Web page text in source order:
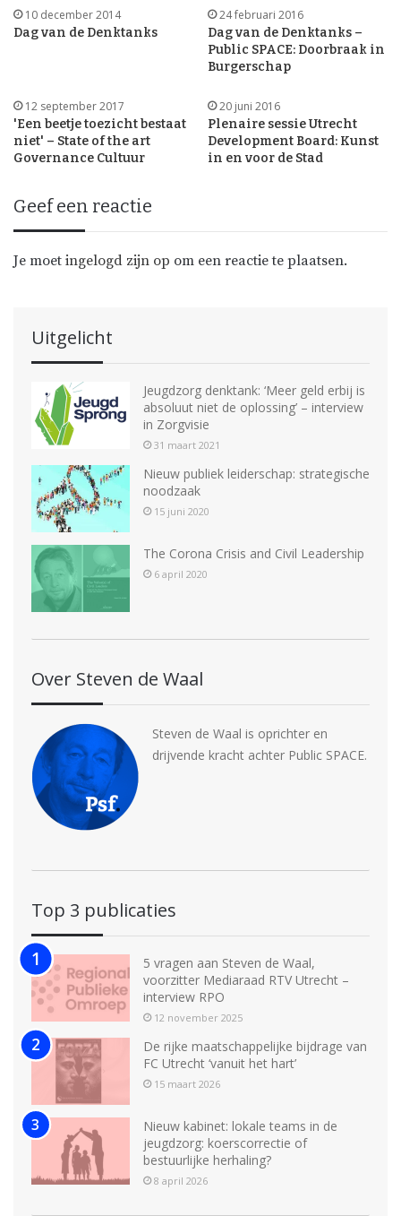
10 december 2014
Dag van de Denktanks
24 februari 2016
Dag van de Denktanks –
Public SPACE: Doorbraak in
Burgerschap
12 september 2017
'Een beetje toezicht bestaat
niet' – State of the art
Governance Cultuur
20 juni 2016
Plenaire sessie Utrecht
Development Board: Kunst
in en voor de Stad
Geef een reactie
Je moet ingelogd zijn op om een reactie te plaatsen.
Uitgelicht
Jeugdzorg denktank: ‘Meer geld erbij is
absoluut niet de oplossing’ – interview
in Zorgvisie
31 maart 2021
Nieuw publiek leiderschap: strategische
noodzaak
15 juni 2020
The Corona Crisis and Civil Leadership
6 april 2020
Over Steven de Waal
Steven de Waal is oprichter en
drijvende kracht achter Public SPACE.
Top 3 publicaties
5 vragen aan Steven de Waal,
voorzitter Mediaraad RTV Utrecht –
interview RPO
12 november 2025
De rijke maatschappelijke bijdrage van
FC Utrecht ‘vanuit het hart’
15 maart 2026
Nieuw kabinet: lokale teams in de
jeugdzorg: koerscorrectie of
bestuurlijke herhaling?
8 april 2026